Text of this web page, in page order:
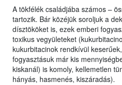
A tökfélék családjába számos –
tartozik. Bár közéjük soroljuk a
dísztököket is, ezek emberi
toxikus vegyületeket
kukurbitacinok rendkívül
fogyasztásuk már kis
kiskanál) is komoly, kellemetlen
hányás, hasmenés, kiszáradás).